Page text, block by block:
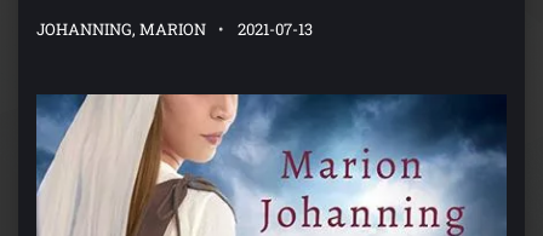
JOHANNING, MARION 2021-07-13